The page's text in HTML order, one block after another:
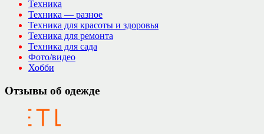
Техника
Техника — разное
Техника для красоты и здоровья
Техника для ремонта
Техника для сада
Фото/видео
Хобби
Отзывы об одежде